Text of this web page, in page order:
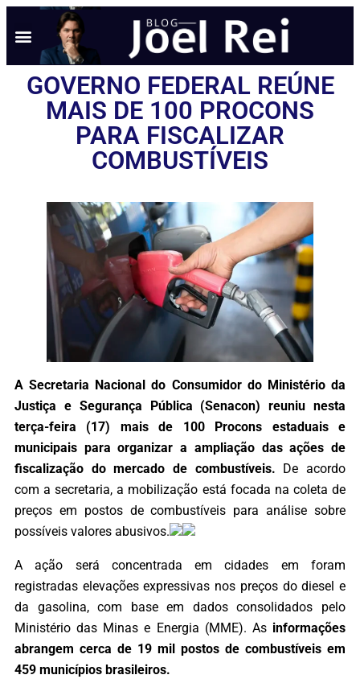
GOVERNO FEDERAL REÚNE
MAIS DE 100 PROCONS
PARA FISCALIZAR
COMBUSTÍVEIS
A Secretaria Nacional do Consumidor do Ministério da
Justiça e Segurança Pública (Senacon) reuniu nesta
terça-feira (17) mais de 100 Procons estaduais e
municipais para organizar a ampliação das ações de
fiscalização do mercado de combustíveis. De acordo
com a secretaria, a mobilização está focada na coleta de
preços em postos de combustíveis para análise sobre
possíveis valores abusivos.
A ação será concentrada em cidades em foram
registradas elevações expressivas nos preços do diesel e
da gasolina, com base em dados consolidados pelo
Ministério das Minas e Energia (MME). As informações
abrangem cerca de 19 mil postos de combustíveis em
459 municípios brasileiros.